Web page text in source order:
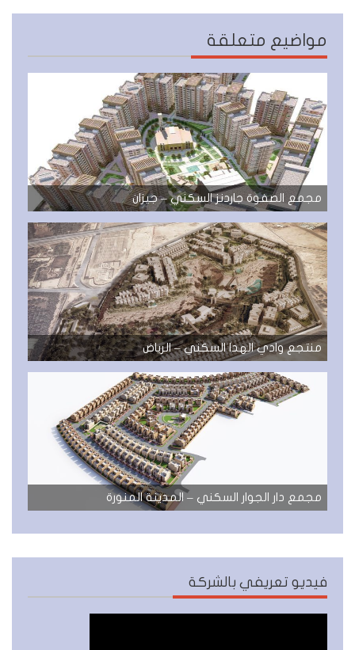
مواضيع متعلقة
مجمع الصفوة جاردنز السكني – جيزان
منتجع وادي الهدا السكني – الرياض
مجمع دار الجوار السكني – المدينة المنورة
فيديو تعريفي بالشركة